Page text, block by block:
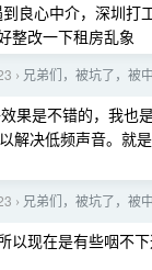
良心中介，深圳打
整改一下租房乱象
› 兄弟们，被坑了，被
果是不错的，我也
解决低频声音。就是
› 兄弟们，被坑了，被
以现在是有些咽不